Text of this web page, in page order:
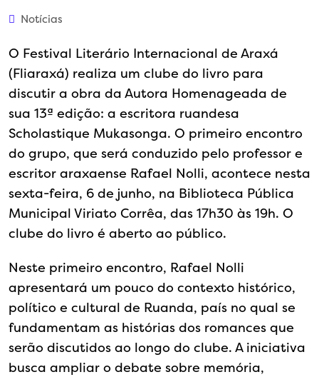
Notícias
O Festival Literário Internacional de Araxá
(Fliaraxá) realiza um clube do livro para
discutir a obra da Autora Homenageada de
sua 13ª edição: a escritora ruandesa
Scholastique Mukasonga. O primeiro encontro
do grupo, que será conduzido pelo professor e
escritor araxaense Rafael Nolli, acontece nesta
sexta-feira, 6 de junho, na Biblioteca Pública
Municipal Viriato Corrêa, das 17h30 às 19h. O
clube do livro é aberto ao público.
Neste primeiro encontro, Rafael Nolli
apresentará um pouco do contexto histórico,
político e cultural de Ruanda, país no qual se
fundamentam as histórias dos romances que
serão discutidos ao longo do clube. A iniciativa
busca ampliar o debate sobre memória,